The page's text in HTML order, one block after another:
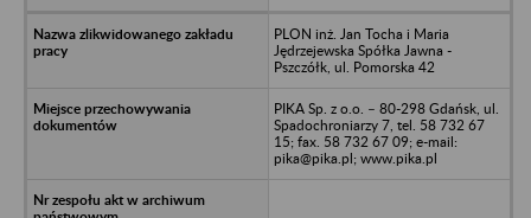
PLON inż. Jan Tocha i Maria
Jędrzejewska Spółka Jawna -
Pszczółk, ul. Pomorska 42
PIKA Sp. z o.o. – 80-298 Gdańsk, ul.
Spadochroniarzy 7, tel. 58 732 67
15; fax. 58 732 67 09; e-mail:
pika@pika.pl; www.pika.pl